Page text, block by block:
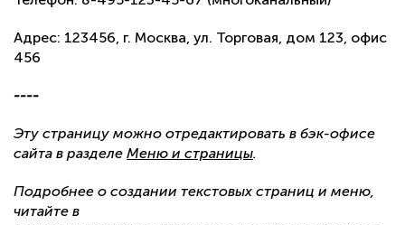
Адрес: 123456, г. Москва, ул. Торговая, дом 123, офис
456
----
Эту страницу можно отредактировать в бэк-офисе
сайта в разделе Меню и страницы.
Подробнее о создании текстовых страниц и меню,
читайте в